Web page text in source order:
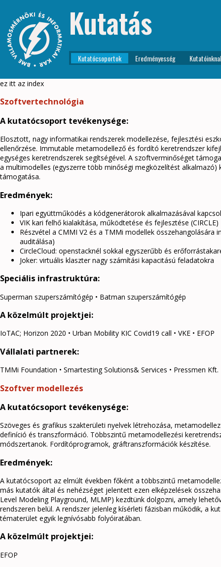
Kutatás
Kutatócsoportok Eredményesség
ez itt az index
Szoftvertechnológia
A kutatócsoport tevékenysége:
Elosztott, nagy informatikai rendszerek modellezése, fejlesztési
ellenőrzése. Immutable metamodellező és fordító keretrendszer
egységes keretrendszerek segítségével. A szoftverminőséget
a multimodelles (egyszerre több minőségi megközelítést
támogatása.
Eredmények:
Ipari együttműködés a kódgenerátorok alkalmazásával
VIK kari felhő kialakítása, működtetése és fejlesztése (CIRCLE)
Részvétel a CMMI V2 és a TMMi modellek
auditálása)
CircleCloud: openstacknél sokkal egyszerűbb és
Joker: virtuális klaszter nagy számítási kapacitású feladatokra
Speciális infrastruktúra:
Superman szuperszámítógép • Batman szuperszámítógép
A közelmúlt projektjei:
IoTAC; Horizon 2020 • Urban Mobility KIC Covid19 call • VKE • EFOP
Vállalati partnerek:
TMMi Foundation • Smartesting Solutions& Services • Pressmen
Szoftver modellezés
A kutatócsoport tevékenysége:
Szöveges és grafikus szakterületi nyelvek létrehozása,
definíció és transzformáció. Többszintű metamodellezési
módszertanok. Fordítóprogramok, gráftranszformációk készítése.
Eredmények:
A kutatócsoport az elmúlt években főként a többszintű
más kutatók által és nehézséget jelentett ezen elképzelések
Level Modeling Playground, MLMP) kezdtünk dolgozni, amely
rendszeren belül. A rendszer jelenleg kísérleti fázisban működik, a
tématerület egyik legnívósabb folyóiratában.
A közelmúlt projektjei:
EFOP